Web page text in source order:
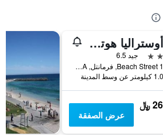
أوستراليا هوتل فريمانتل
2 نجمتين
جيد 6.5
1 Beach Street, فرمانتل, WA, أستراليا
1.0 كيلومتر عن وسط المدينة
﷼
عرض الصفقة